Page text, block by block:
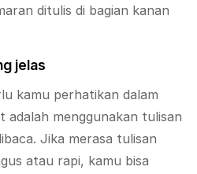
ditulis di bagian kanan
jelas
kamu perhatikan dalam
adalah menggunakan tulisan
Jika merasa tulisan
atau rapi, kamu bisa